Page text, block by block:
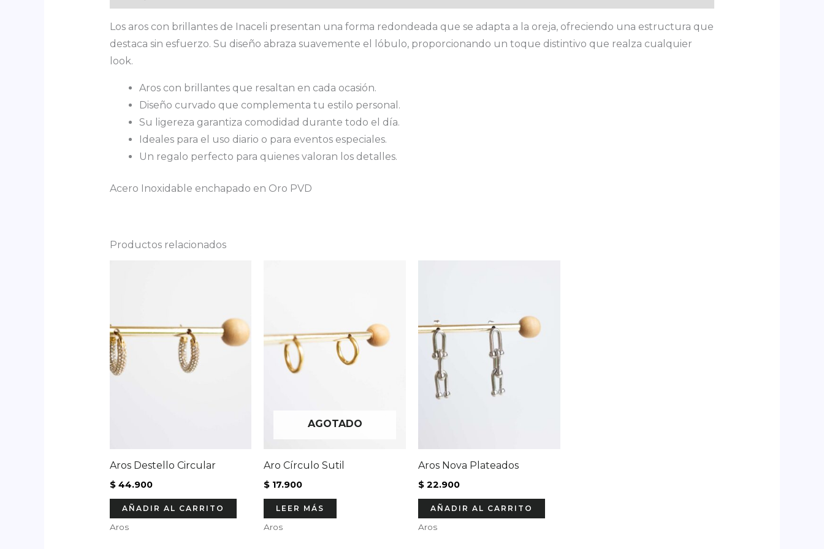
Los aros con brillantes de Inaceli presentan una forma redondeada que se adapta a la oreja, ofreciendo una estructura que
destaca sin esfuerzo. Su diseño abraza suavemente el lóbulo, proporcionando un toque distintivo que realza cualquier
look.
Aros con brillantes que resaltan en cada ocasión.
Diseño curvado que complementa tu estilo personal.
Su ligereza garantiza comodidad durante todo el día.
Ideales para el uso diario o para eventos especiales.
Un regalo perfecto para quienes valoran los detalles.
Acero Inoxidable enchapado en Oro PVD
Productos relacionados
Aros Destello Circular
$44.900
AÑADIR AL CARRITO
Aros
AGOTADO
Aro Círculo Sutil
$ 17.900
LEER MÁS
Aros
Aros Nova Plateados
$ 22.900
AÑADIR AL CARRITO
Aros